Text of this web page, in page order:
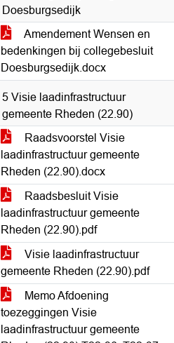
Doesburgsedijk
Amendement Wensen en
bedenkingen bij collegebesluit
Doesburgsedijk.docx
5 Visie laadinfrastructuur
gemeente Rheden (22.90)
Raadsvoorstel Visie
laadinfrastructuur gemeente
Rheden (22.90).docx
Raadsbesluit Visie
laadinfrastructuur gemeente
Rheden (22.90).pdf
Visie laadinfrastructuur
gemeente Rheden (22.90).pdf
Memo Afdoening
toezeggingen Visie
laadinfrastructuur gemeente